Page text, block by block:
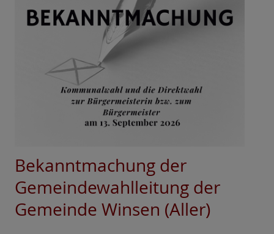
Bekanntmachung der
Gemeindewahlleitung der
Gemeinde Winsen (Aller)